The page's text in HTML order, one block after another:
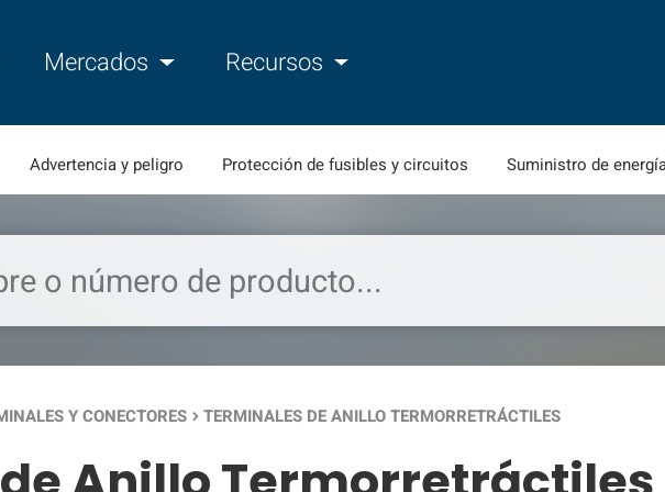
Mercados Recursos
Advertencia y peligro Protección de fusibles y circuitos Suministro de
Y CONECTORES keyboard_arrow_right TERMINALES DE ANILLO TERMORRETRÁCTILES